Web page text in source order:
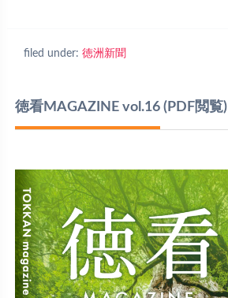
filed under: 徳洲新聞
徳看MAGAZINE vol.16(PDF閲覧)